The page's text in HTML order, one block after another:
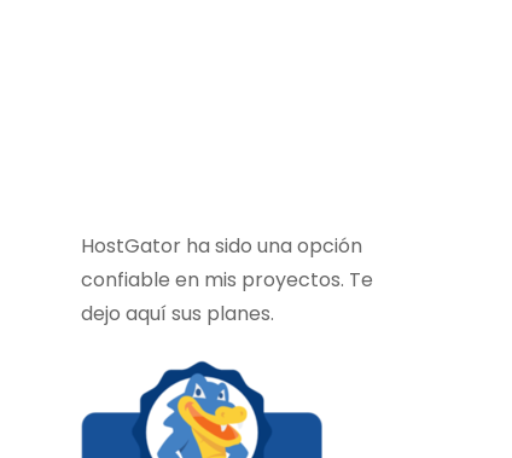
HostGator ha sido una opción
confiable en mis proyectos. Te
dejo aquí sus planes.